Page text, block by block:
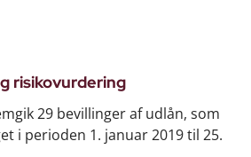
risikovurdering
29 bevillinger af udlån, som
i perioden 1. januar 2019 til 25.